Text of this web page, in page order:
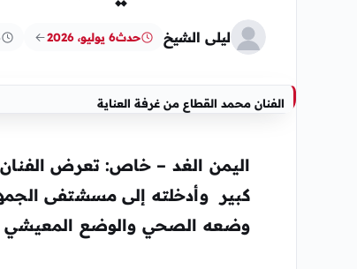
ليلى الشيخ حدث6 يوليو، 2026
الفنان محمد القطاع من غرفة العناية
اليمن الغد – خاص: تعرض
كبير وأدخلته إلى مسشتفى
وضعه الصحي والوضع المعيشي